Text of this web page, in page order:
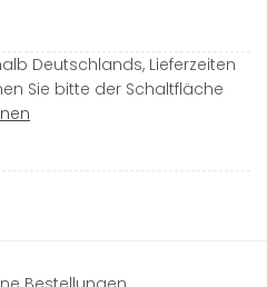
Deutschlands, Lieferzeiten
Sie bitte der Schaltfläche